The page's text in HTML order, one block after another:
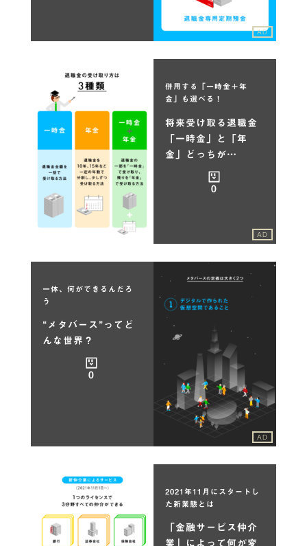
AD
併用する「一時金＋年
金」も選べる！
将来受け取る退職金
「一時金」と「年
金」どっちが…
0
AD
一体、何ができるんだろ
う
“メタバース”ってど
んな世界？
0
AD
2021年11月にスタートし
た新業態とは
「金融サービス仲介
業」によって何が変